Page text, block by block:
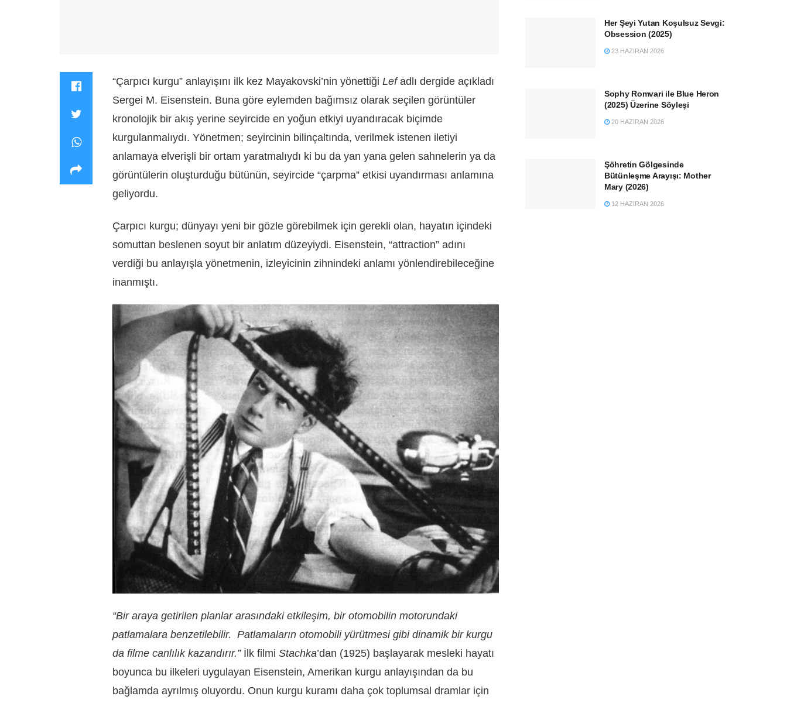
“Çarpıcı kurgu” anlayışını ilk kez Mayakovski’nin yönettiği Lefadlı dergide açıkladı
Sergei M. Eisenstein. Buna göre eylemden bağımsız olarak seçilen görüntüler
kronolojik bir akış yerine seyircide en yoğun etkiyi uyandıracak biçimde
kurgulanmalıydı. Yönetmen; seyircinin bilinçaltında, verilmek istenen iletiyi
anlamaya elverişli bir ortam yaratmalıydı ki bu da yan yana gelen sahnelerin ya da
görüntülerin oluşturduğu bütünün, seyircide “çarpma” etkisi uyandırması anlamına
geliyordu.
Çarpıcı kurgu; dünyayı yeni bir gözle görebilmek için gerekli olan, hayatın içindeki
somuttan beslenen soyut bir anlatım düzeyiydi. Eisenstein, “attraction” adını
verdiği bu anlayışla yönetmenin, izleyicinin zihnindeki anlamı yönlendirebileceğine
inanmıştı.
“Bir araya getirilen planlar arasındaki etkileşim, bir otomobilin motorundaki
patlamalara benzetilebilir. Patlamaların otomobili yürütmesi gibi dinamik bir kurgu
da filme canlılık kazandırır.”İlk filmi Stachka’dan (1925) başlayarak mesleki hayatı
boyunca bu ilkeleri uygulayan Eisenstein, Amerikan kurgu anlayışından da bu
bağlamda ayrılmış oluyordu. Onun kurgu kuramı daha çok toplumsal dramlar için
Her Şeyi Yutan Koşulsuz Sevgi:
Obsession (2025)
23 HAZIRAN 2026
Sophy Romvari ile Blue Heron
(2025) Üzerine Söyleşi
20 HAZIRAN 2026
Şöhretin Gölgesinde
Bütünleşme Arayışı: Mother
Mary (2026)
12 HAZIRAN 2026